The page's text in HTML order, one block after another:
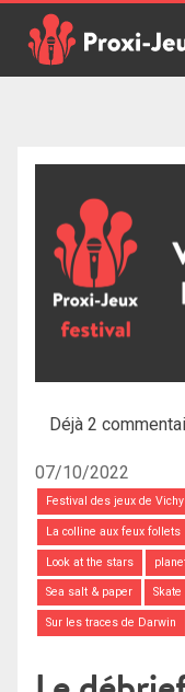
content
Déjà 2
07/10/2022
Festival des jeux de Vichy
La colline aux feux follets
Look at the stars
Sea salt & paper Skate
Sur les traces de Darwin